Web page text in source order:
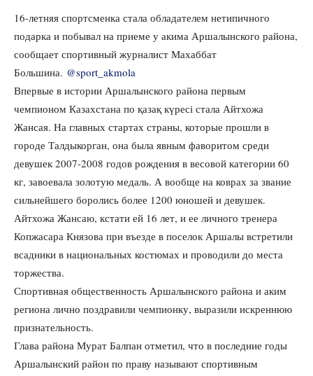
16-летняя спортсменка стала обладателем нетипичного
подарка и побывал на приеме у акима Аршалынского района,
сообщает спортивный журналист Махаббат
Большина. @sport_akmola
Впервые в истории Аршалынского района первым
чемпионом Казахстана по қазақ күресі стала Айтхожа
Жансая. На главных стартах страны, которые прошли в
городе Талдыкорган, она была явным фаворитом среди
девушек 2007-2008 годов рождения в весовой категории 60
кг, завоевала золотую медаль. А вообще на коврах за звание
сильнейшего боролись более 1200 юношей и девушек.
Айтхожа Жансаю, кстати ей 16 лет, и ее личного тренера
Копжасара Князова при въезде в поселок Аршалы встретили
всадники в национальных костюмах и проводили до места
торжества.
Спортивная общественность Аршалынского района и аким
региона лично поздравили чемпионку, выразили искреннюю
признательность.
Глава района Мурат Балпан отметил, что в последние годы
Аршалынский район по праву называют спортивным